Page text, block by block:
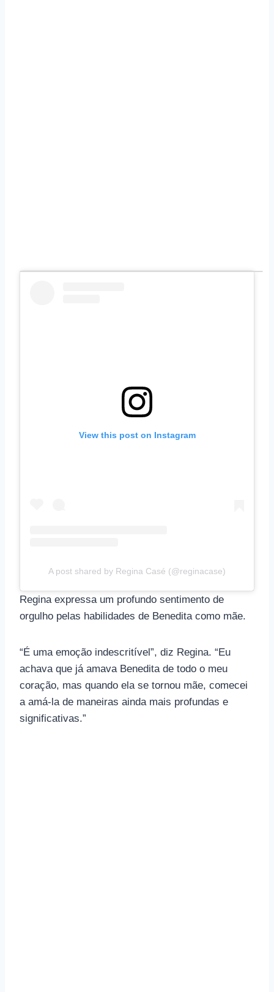
View this post on Instagram
A post shared by Regina Casé (@reginacase)
Regina expressa um profundo sentimento de
orgulho pelas habilidades de Benedita como mãe.
“É uma emoção indescritível”, diz Regina. “Eu
achava que já amava Benedita de todo o meu
coração, mas quando ela se tornou mãe, comecei
a amá-la de maneiras ainda mais profundas e
significativas.”